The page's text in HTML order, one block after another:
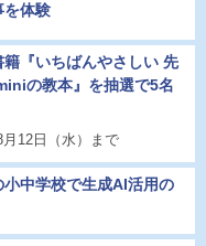
を体験
籍『いちばんやさしい 先
の教本』を抽選で5名
12日（水）まで
中学校で生成AI活用の